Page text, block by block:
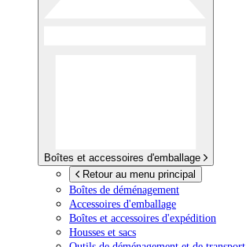
Boîtes et accessoires d'emballage
Retour au menu principal
Boîtes de déménagement
Accessoires d'emballage
Boîtes et accessoires d'expédition
Housses et sacs